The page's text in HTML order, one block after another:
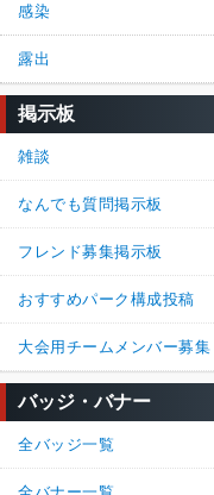
感染
露出
掲示板
雑談
なんでも質問掲示板
フレンド募集掲示板
おすすめパーク構成投稿
大会用チームメンバー募集
バッジ・バナー
全バッジ一覧